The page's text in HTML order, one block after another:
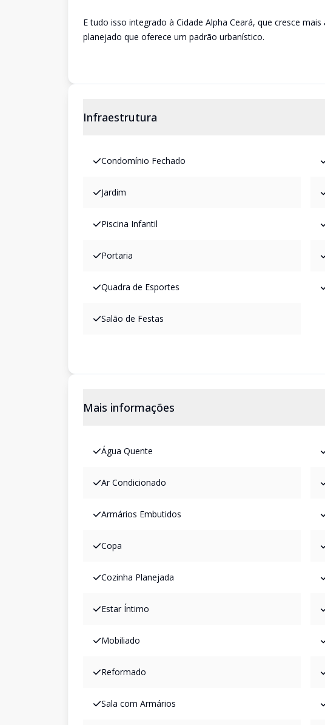
E tudo isso integrado à Cidade Alpha Ceará, que cresce
planejado que oferece um padrão urbanístico.
Infraestrutura
Condomínio Fechado
Jardim
Piscina Infantil
Portaria
Quadra de Esportes
Salão de Festas
Mais informações
Água Quente
Ar Condicionado
Armários Embutidos
Copa
Cozinha Planejada
Estar Íntimo
Mobiliado
Reformado
Sala com Armários